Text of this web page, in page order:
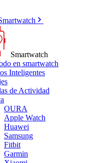
Smartwatch
en smartwatch
Inteligentes
de Actividad
OURA
Apple Watch
Huawei
Samsung
Fitbit
Garmin